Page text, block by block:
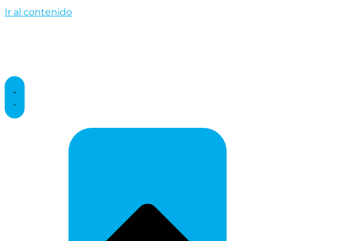
Ir al contenido